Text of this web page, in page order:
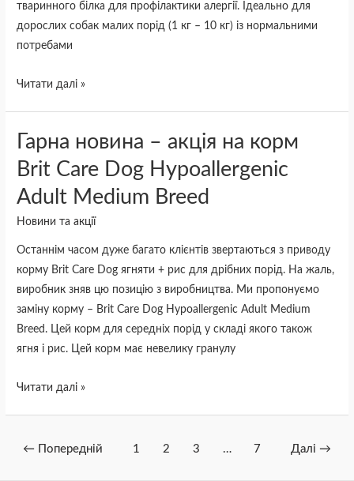
тваринного білка для профілактики алергії. Ідеально для
дорослих собак малих порід (1 кг – 10 кг) із нормальними
потребами
Читати далі »
Гарна новина – акція на корм
Brit Care Dog Hypoallergenic
Adult Medium Breed
Новини та акції
Останнім часом дуже багато клієнтів звертаються з приводу
корму Brit Care Dog ягняти + рис для дрібних порід. На жаль,
виробник зняв цю позицію з виробництва. Ми пропонуємо
заміну корму – Brit Care Dog Hypoallergenic Adult Medium
Breed. Цей корм для середніх порід у складі якого також
ягня і рис. Цей корм має невелику гранулу
Гарна
–
акція
на
Brit
Care
Dog
Hypoallergenic
Adult
Medium
Читати далі »
← Попередній 1 2 3 … 7 Далі →